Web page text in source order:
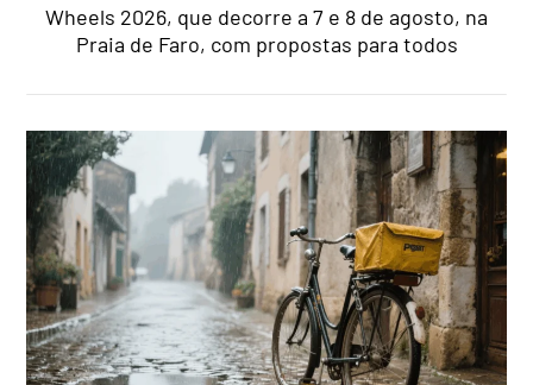
Wheels 2026, que decorre a 7 e 8 de agosto, na
Praia de Faro, com propostas para todos